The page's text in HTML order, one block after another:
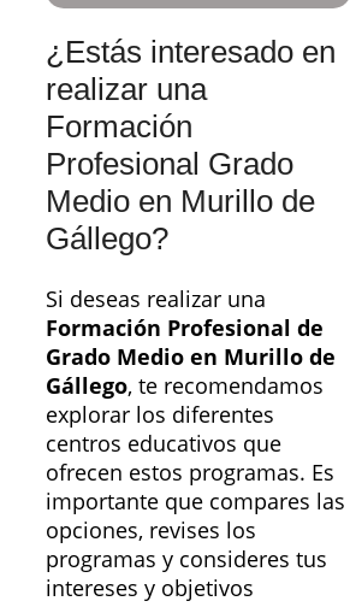
¿Estás interesado en
realizar una
Formación
Profesional Grado
Medio en Murillo de
Gállego?
Si deseas realizar una
Formación Profesional de
Grado Medio en Murillo de
Gállego, te recomendamos
explorar los diferentes
centros educativos que
ofrecen estos programas. Es
importante que compares las
opciones, revises los
programas y consideres tus
intereses y objetivos